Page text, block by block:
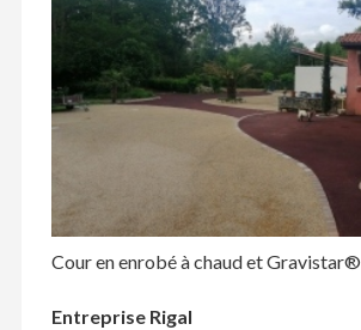
Cour en enrobé à chaud et Gravistar®
Entreprise Rigal